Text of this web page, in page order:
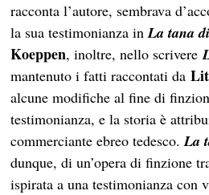
racconta l’autore, sembrava
la sua testimonianza inLa tana
Koeppen, inoltre, nello scrivere
mantenuto i fatti raccontati da
alcune modifiche al fine di
testimonianza, e la storia è
commerciante ebreo tedesco.La
dunque, di un’opera di finzione
ispirata a una testimonianza con